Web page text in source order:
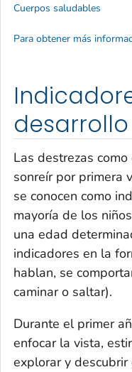
desarrollo
Las destrezas
sonreír por primera
se conocen como
mayoría de los
una edad
indicadores en la
hablan, se
caminar o saltar).
Durante el primer
enfocar la vista,
explorar y
Cuerpos saludables
Para obtener más